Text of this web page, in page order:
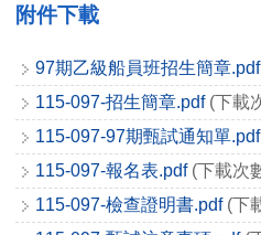
附件下載
97期乙級船員班招生簡章.pdf
115-097-招生簡章.pdf(下載
115-097-97期甄試通知單.pdf
115-097-報名表.pdf(下載次
115-097-檢查證明書.pdf(下